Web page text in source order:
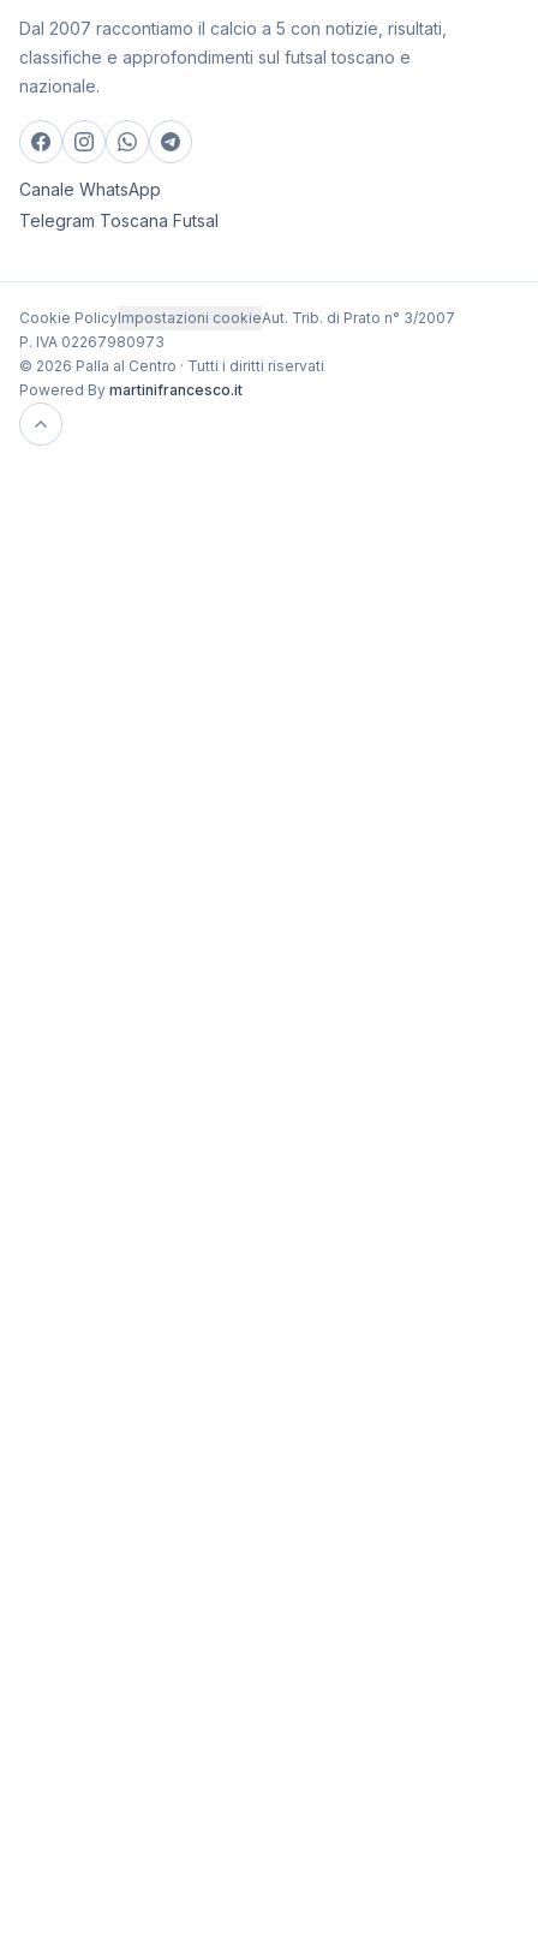
Dal 2007 raccontiamo il calcio a 5 con notizie, risultati,
classifiche e approfondimenti sul futsal toscano e
nazionale.
Canale WhatsApp
Telegram Toscana Futsal
Cookie PolicyImpostazioni cookieAut. Trib. di Prato n° 3/2007
P. IVA 02267980973
© 2026 Palla al Centro · Tutti i diritti riservati
Powered By martinifrancesco.it